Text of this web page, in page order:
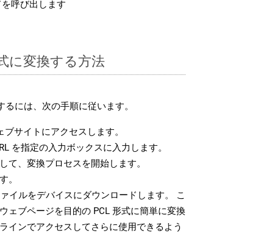
を呼び出します
に変換する方法
には、次の手順に従います。
ブサイトにアクセスします。
を指定の入力ボックスに入力します。
て、変換プロセスを開始します。
。
イルをデバイスにダウンロードします。 こ
ェブページを目的の PCL 形式に簡単に変換
インでアクセスしてさらに使用できるよう